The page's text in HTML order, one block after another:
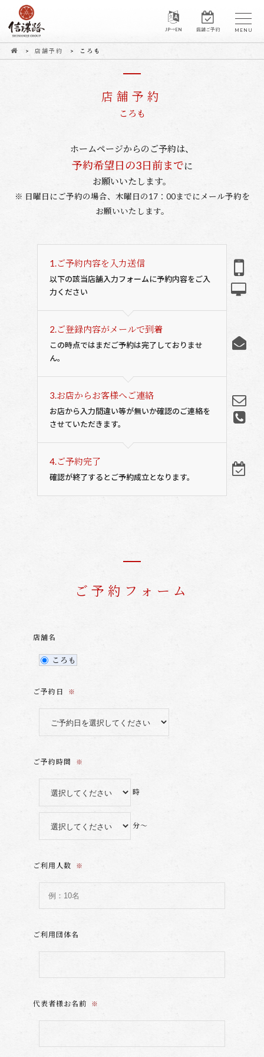
JP→EN 店舗ご予約
店舗予約 ころも
店舗予約
ころも
ホームページからのご予約は、
予約希望日の3日前までに
お願いいたします。
※ 日曜日にご予約の場合、木曜日の17：00までにメール予約を
お願いいたします。
1.ご予約内容を入力送信
以下の該当店舗入力フォームに予約内容をご入
力ください
2.ご登録内容がメールで到着
この時点ではまだご予約は完了しておりませ
ん。
3.お店からお客様へご連絡
お店から入力間違い等が無いか確認のご連絡を
させていただきます。
4.ご予約完了
確認が終了するとご予約成立となります。
ご予約フォーム
店舗名
ころも
ご予約日 ※
ご予約時間 ※
時
分～
ご利用人数 ※
ご利用団体名
代表者様お名前 ※